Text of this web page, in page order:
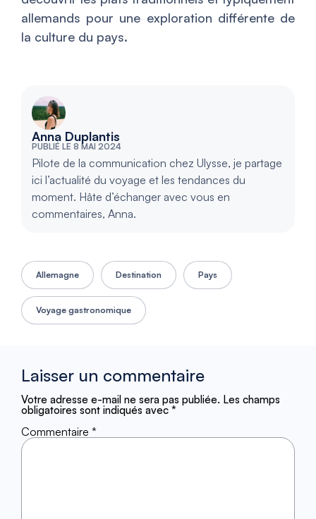
allemands pour une exploration différente de
la culture du pays.
Anna Duplantis
PUBLIÉ LE 8 MAI 2024
Pilote de la communication chez Ulysse, je partage
ici l’actualité du voyage et les tendances du
moment. Hâte d’échanger avec vous en
commentaires, Anna.
Allemagne Destination Pays
Voyage gastronomique
Laisser un commentaire
Votre adresse e-mail ne sera pas publiée. Les champs
obligatoires sont indiqués avec *
Commentaire *